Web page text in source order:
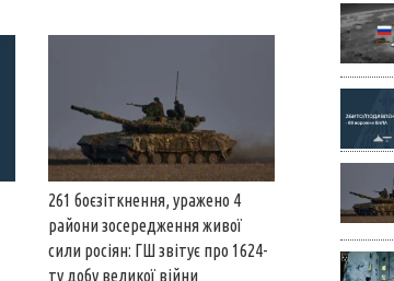
261 боєзіткнення, уражено 4
райони зосередження живої
сили росіян: ГШ звітує про 1624-
ту добу великої війни